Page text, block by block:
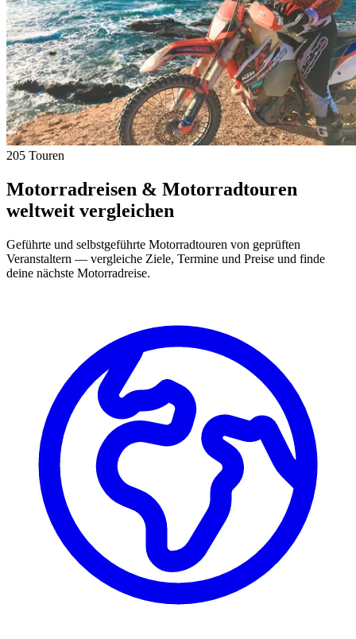
205 Touren
Motorradreisen & Motorradtouren
weltweit vergleichen
Geführte und selbstgeführte Motorradtouren von geprüften
Veranstaltern — vergleiche Ziele, Termine und Preise und finde
deine nächste Motorradreise.